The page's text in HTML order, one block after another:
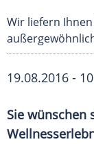
Wir liefern
19.08.2016 -
Sie wünschen